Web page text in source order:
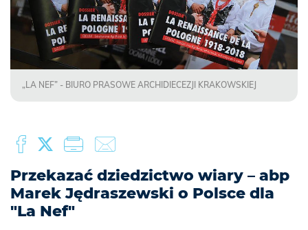
„LA NEF” - BIURO PRASOWE ARCHIDIECEZJI KRAKOWSKIEJ
Przekazać dziedzictwo wiary – abp
Marek Jędraszewski o Polsce dla
"La Nef"